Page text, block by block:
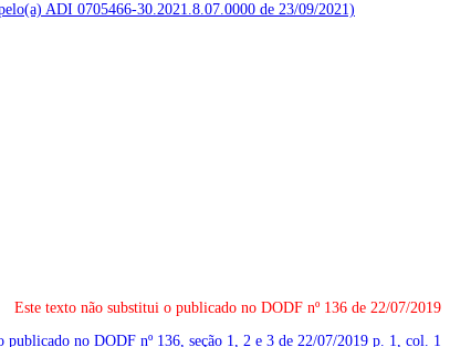
ADI 0705466-30.2021.8.07.0000 de 23/09/2021)
Este texto não substitui o publicado no DODF nº 136 de 22/07/2019
publicado no DODF nº 136, seção 1, 2 e 3 de 22/07/2019 p. 1, col. 1